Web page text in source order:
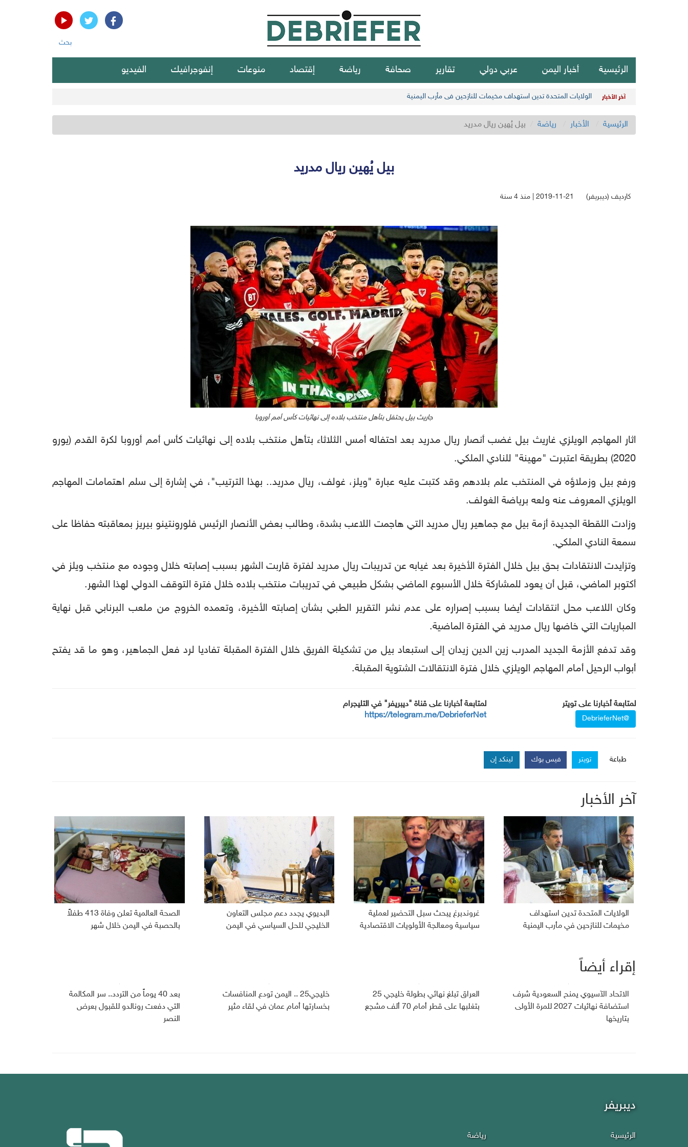
بحث
الرئيسية أخبار اليمن عربي دولي تقارير صحافة رياضة إقتصاد منوعات إنفوجرافيك الفيديو
آخر الأخبار الولايات المتحدة تدين استهداف مخيمات للنازحين في مأرب اليمنية
الرئيسية الأخبار رياضة بيل يُهين ريال مدريد
بيل يُهين ريال مدريد
كارديف (ديبريفر) 2019-11-21 | منذ 4 سنة
جاريث بيل يحتفل بتأهل منتخب بلاده إلى نهائيات كأس أمم أوروبا
اثار المهاجم الويلزي غاريث بيل غضب أنصار ريال مدريد بعد احتفاله أمس الثلاثاء بتأهل منتخب بلاده إلى نهائيات كأس أمم أوروبا لكرة القدم (يورو
2020) بطريقة اعتبرت "مهينة" للنادي الملكي.
ورفع بيل وزملاؤه في المنتخب علم بلادهم وقد كتبت عليه عبارة "ويلز، غولف، ريال مدريد.. بهذا الترتيب"، في إشارة إلى سلم اهتمامات المهاجم
الويلزي المعروف عنه ولعه برياضة الغولف.
وزادت اللقطة الجديدة أزمة بيل مع جماهير ريال مدريد التي هاجمت اللاعب بشدة، وطالب بعض الأنصار الرئيس فلورونتينو بيريز بمعاقبته حفاظا على
سمعة النادي الملكي.
وتزايدت الانتقادات بحق بيل خلال الفترة الأخيرة بعد غيابه عن تدريبات ريال مدريد لفترة قاربت الشهر بسبب إصابته خلال وجوده مع منتخب ويلز في
أكتوبر الماضي، قبل أن يعود للمشاركة خلال الأسبوع الماضي بشكل طبيعي في تدريبات منتخب بلاده خلال فترة التوقف الدولي لهذا الشهر.
وكان اللاعب محل انتقادات أيضا بسبب إصراره على عدم نشر التقرير الطبي بشأن إصابته الأخيرة، وتعمده الخروج من ملعب البرنابي قبل نهاية
المباريات التي خاضها ريال مدريد في الفترة الماضية.
وقد تدفع الأزمة الجديد المدرب زين الدين زيدان إلى استبعاد بيل من تشكيلة الفريق خلال الفترة المقبلة تفاديا لرد فعل الجماهير، وهو ما قد يفتح
أبواب الرحيل أمام المهاجم الويلزي خلال فترة الانتقالات الشتوية المقبلة.
لمتابعة أخبارنا على تويتر
@DebrieferNet
لمتابعة أخبارنا على قناة "ديبريفر" في التليجرام
https://telegram.me/DebrieferNet
طباعة تويتر فيس بوك لينكد إن
آخر الأخبار
الولايات المتحدة تدين استهداف
مخيمات للنازحين في مأرب اليمنية
غروندبرغ يبحث سبل التحضير لعملية
سياسية ومعالجة الأولويات الاقتصادية
البديوي يجدد دعم مجلس التعاون
الخليجي للحل السياسي في اليمن
الصحة العالمية تعلن وفاة 413 طفلاً
بالحصبة في اليمن خلال شهر
إقراء أيضاً
الاتحاد الآسيوي يمنح السعودية شرف
استضافة نهائيات 2027 للمرة الأولى
بتاريخها
العراق تبلغ نهائي بطولة خليجي 25
بتغلبها على قطر أمام 70 ألف مشجع
خليجي25 .. اليمن تودع المنافسات
بخسارتها أمام عمان في لقاء مثير
بعد 40 يوماً من التردد.. سر المكالمة
التي دفعت رونالدو للقبول بعرض
النصر
ديبريفر
الرئيسية رياضة